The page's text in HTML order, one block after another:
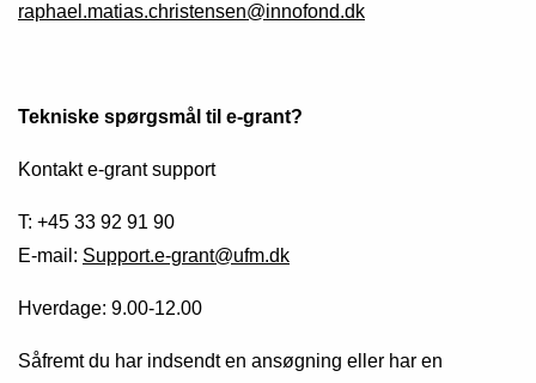
raphael.matias.christensen@innofond.dk
Tekniske spørgsmål til e-grant?
Kontakt e-grant support
T: +45 33 92 91 90
E-mail: Support.e-grant@ufm.dk
Hverdage: 9.00-12.00
Såfremt du har indsendt en ansøgning eller har en